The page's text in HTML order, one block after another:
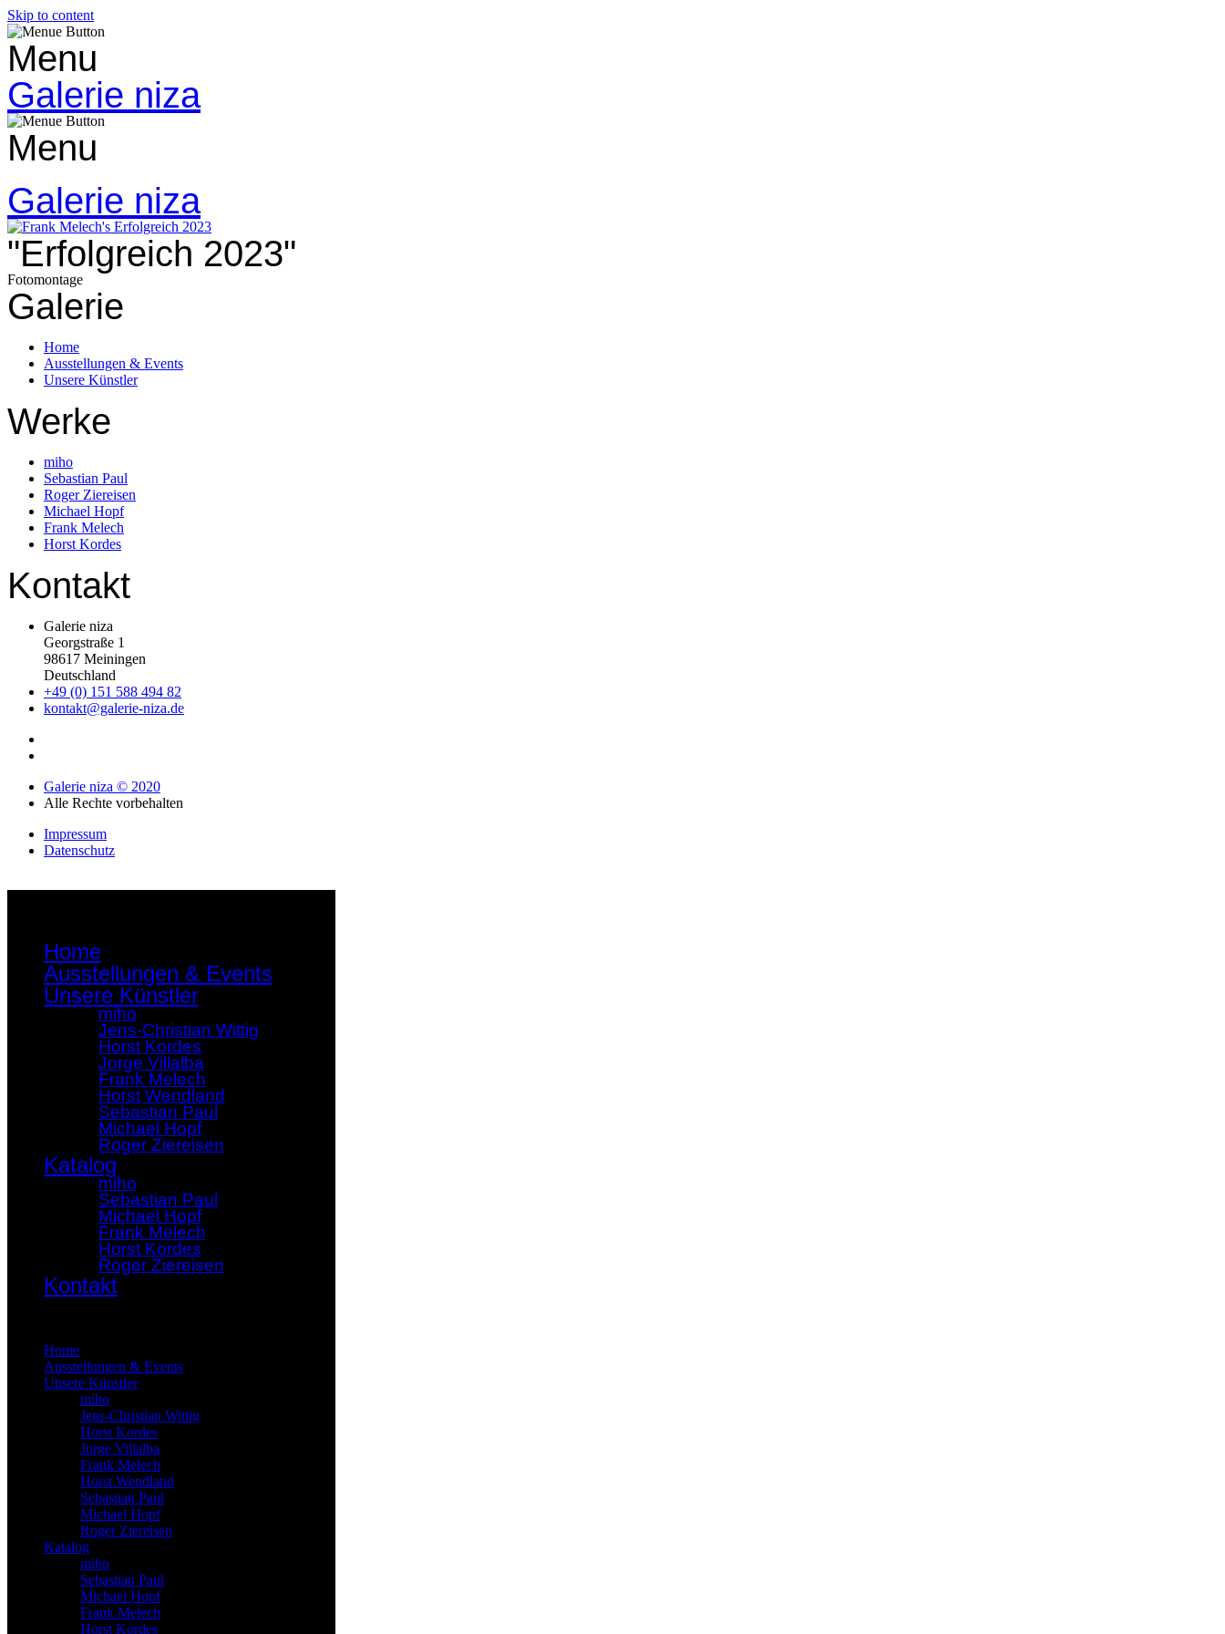
Skip to content
Menu
Galerie niza
Menu
Galerie niza
"Erfolgreich 2023"
Fotomontage
Galerie
Home
Ausstellungen & Events
Unsere Künstler
Werke
miho
Sebastian Paul
Roger Ziereisen
Michael Hopf
Frank Melech
Horst Kordes
Kontakt
Galerie niza
Georgstraße 1
98617 Meiningen
Deutschland
+49 (0) 151 588 494 82
kontakt@galerie-niza.de
Galerie niza © 2020
Alle Rechte vorbehalten
Impressum
Datenschutz
Home
Ausstellungen & Events
Unsere Künstler
miho
Jens-Christian Wittig
Horst Kordes
Jorge Villalba
Frank Melech
Horst Wendland
Sebastian Paul
Michael Hopf
Roger Ziereisen
Katalog
miho
Sebastian Paul
Michael Hopf
Frank Melech
Horst Kordes
Roger Ziereisen
Kontakt
Home
Ausstellungen & Events
Unsere Künstler
miho
Jens-Christian Wittig
Horst Kordes
Jorge Villalba
Frank Melech
Horst Wendland
Sebastian Paul
Michael Hopf
Roger Ziereisen
Katalog
miho
Sebastian Paul
Michael Hopf
Frank Melech
Horst Kordes